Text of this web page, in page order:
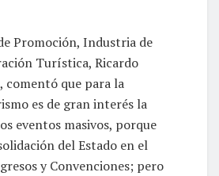
Promoción, Industria de
Turística, Ricardo
comentó que para la
es de gran interés la
eventos masivos, porque
del Estado en el
y Convenciones; pero